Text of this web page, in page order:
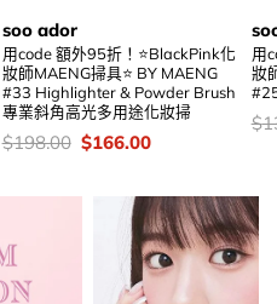
soo ador
用code 額外95折！⭐BlackPink化
妝師MAENG掃具⭐ BY MAENG
#33 Highlighter & Powder Brush
專業斜角高光多用途化妝掃
價
錢：
$198.00 Original
price
$198.00.
$166.00Current
$166.00.
用
妝
價
錢
$